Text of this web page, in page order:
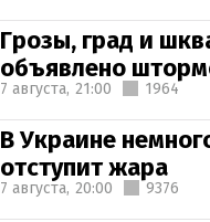
Грозы, град и
объявлено
7 августа, 21:00 1964
В Украине
отступит жара
7 августа, 20:00 9376